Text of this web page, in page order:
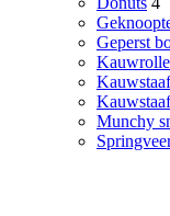
Geperst
Munchy